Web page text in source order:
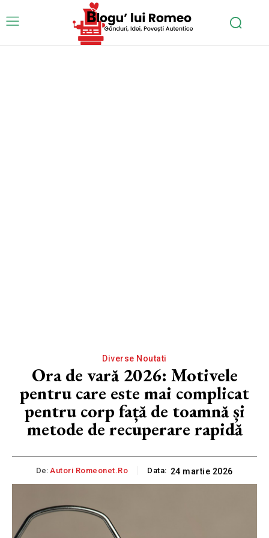
Diverse Noutati
Ora de vară 2026: Motivele
pentru care este mai complicat
pentru corp față de toamnă și
metode de recuperare rapidă
De: Autori Romeonet.ro Data: 24 martie 2026